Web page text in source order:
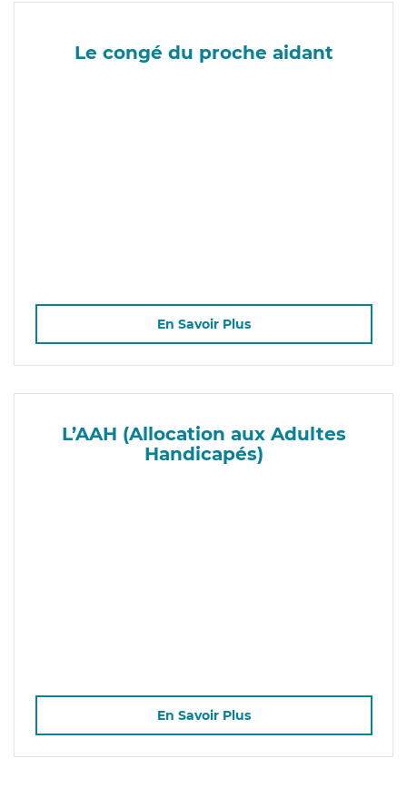
Le congé du proche aidant
En Savoir Plus
L’AAH (Allocation aux Adultes
Handicapés)
En Savoir Plus